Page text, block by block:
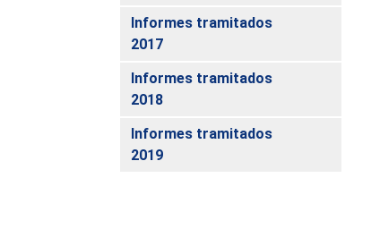
Informes tramitados
2017
Informes tramitados
2018
Informes tramitados
2019